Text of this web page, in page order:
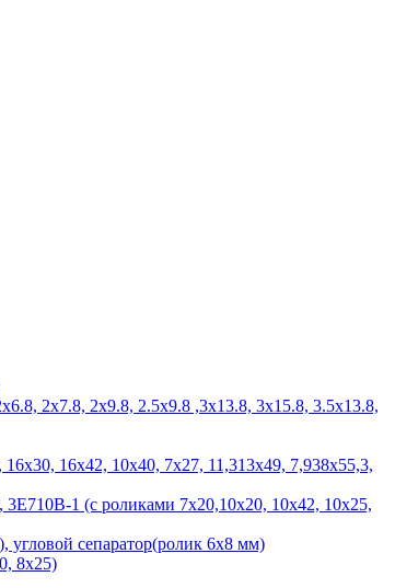
2х7.8, 2х9.8, 2.5х9.8 ,3х13.8, 3х15.8, 3.5х13.8,
16х42, 10х40, 7х27, 11,313х49, 7,938х55,3,
1 (с роликами 7х20,10х20, 10х42, 10х25,
сепаратор(ролик 6х8 мм)
8х25)